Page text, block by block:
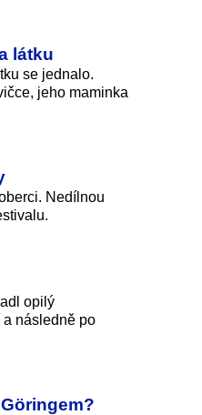
látku
se jednalo.
jeho maminka
Nedílnou
opilý
následně po